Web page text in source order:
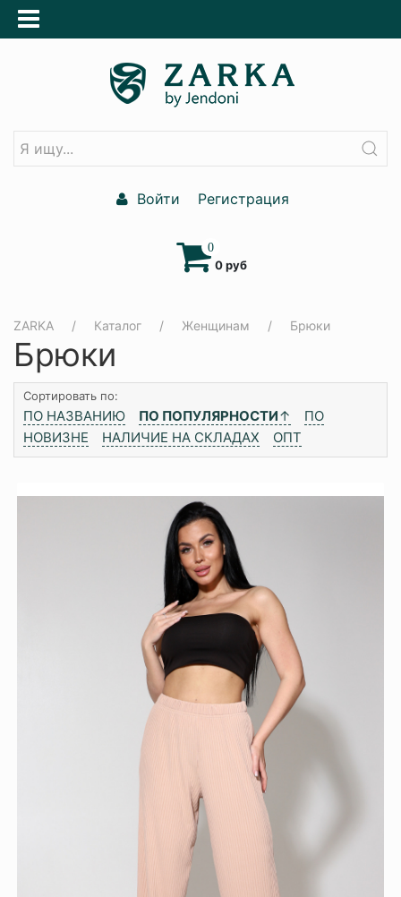
Войти Регистрация
0
0 руб
ZARKA Каталог Женщинам Брюки
Брюки
Сортировать по:
ПО НАЗВАНИЮ ПО ПОПУЛЯРНОСТИ↑
ПО
НОВИЗНЕ
НАЛИЧИЕ НА СКЛАДАХ ОПТ